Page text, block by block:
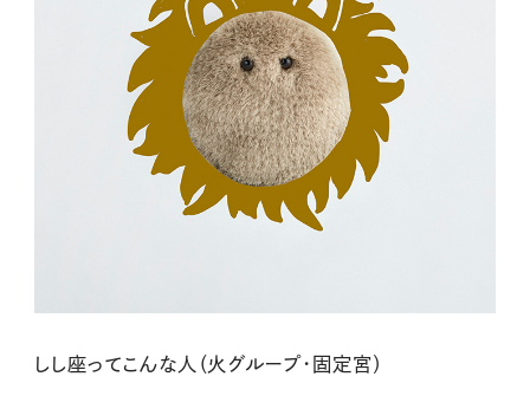
しし座ってこんな人（火グループ・固定宮）